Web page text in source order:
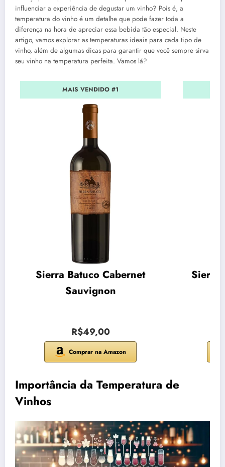
influenciar a experiência de degustar um vinho? Pois é, a
temperatura do vinho é um detalhe que pode fazer toda a
diferença na hora de apreciar essa bebida tão especial. Neste
artigo, vamos explorar as temperaturas ideais para cada tipo de
vinho, além de algumas dicas para garantir que você sempre sirva
seu vinho na temperatura perfeita. Vamos lá?
MAIS VENDIDO #1
Sierra Batuco Cabernet
Sauvignon
R$49,00
Comprar na Amazon
Sierra
Importância da Temperatura de
Vinhos